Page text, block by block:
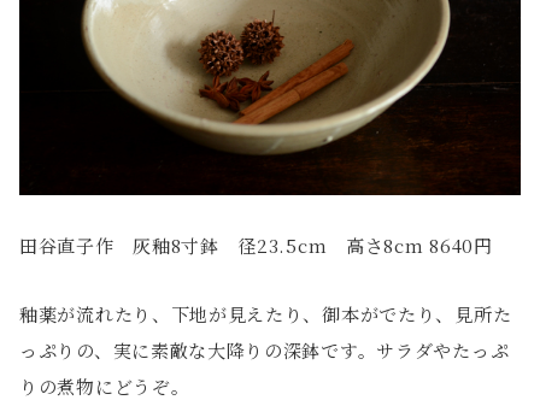
田谷直子作 灰釉8寸鉢 径23.5cm 高さ8cm 8640円
釉薬が流れたり、下地が見えたり、御本がでたり、見所た
っぷりの、実に素敵な大降りの深鉢です。サラダやたっぷ
りの煮物にどうぞ。